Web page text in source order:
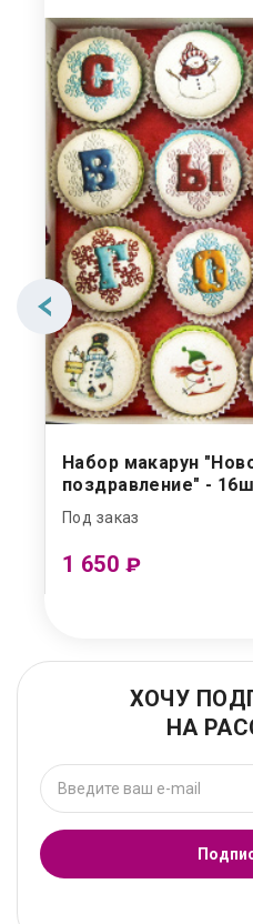
Набор макарун
поздравление" -
Под заказ
1 650 ₽
ХОЧУ
НА